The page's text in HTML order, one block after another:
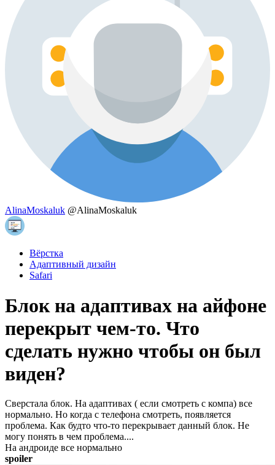
AlinaMoskaluk @AlinaMoskaluk
Вёрстка
Адаптивный дизайн
Safari
Блок на адаптивах на айфоне
перекрыт чем-то. Что
сделать нужно чтобы он был
виден?
Сверстала блок. На адаптивах ( если смотреть с компа) все
нормально. Но когда с телефона смотреть, появляется
проблема. Как будто что-то перекрывает данный блок. Не
могу понять в чем проблема....
На андроиде все нормально
spoiler